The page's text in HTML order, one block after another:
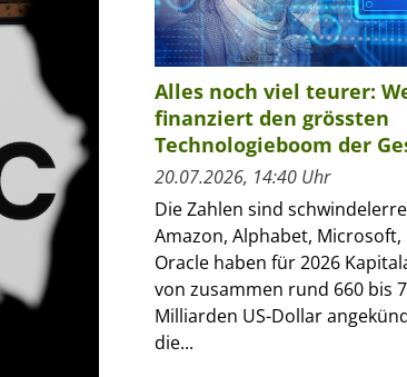
Alles noch viel teurer:
finanziert den grössten
Technologieboom der
20.07.2026, 14:40 Uhr
Die Zahlen sind
Amazon, Alphabet, Microsoft,
Oracle haben für 2026
von zusammen rund 660 bis
Milliarden US-Dollar
die...